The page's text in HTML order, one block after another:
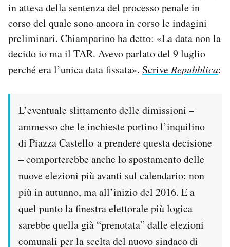
in attesa della sentenza del processo penale in
corso del quale sono ancora in corso le indagini
preliminari. Chiamparino ha detto: «La data non la
decido io ma il TAR. Avevo parlato del 9 luglio
perché era l’unica data fissata». ScriveRepubblica:
L’eventuale slittamento delle dimissioni –
ammesso che le inchieste portino l’inquilino
di Piazza Castello a prendere questa decisione
– comporterebbe anche lo spostamento delle
nuove elezioni più avanti sul calendario: non
più in autunno, ma all’inizio del 2016. E a
quel punto la finestra elettorale più logica
sarebbe quella già “prenotata” dalle elezioni
comunali per la scelta del nuovo sindaco di